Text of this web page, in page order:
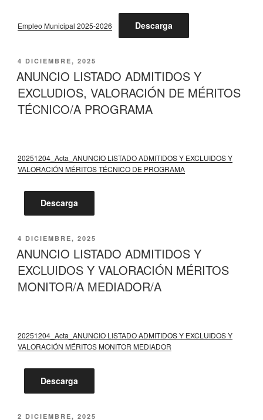
Empleo Municipal 2025-2026 Descarga
PUBLICADO
EL
4 DICIEMBRE, 2025
ANUNCIO LISTADO ADMITIDOS Y
EXCLUDIOS, VALORACIÓN DE MÉRITOS
TÉCNICO/A PROGRAMA
20251204_Acta_ANUNCIO LISTADO ADMITIDOS Y EXCLUIDOS Y
VALORACIÓN MÉRITOS TÉCNICO DE PROGRAMA
Descarga
PUBLICADO
EL
4 DICIEMBRE, 2025
ANUNCIO LISTADO ADMITIDOS Y
EXCLUIDOS Y VALORACIÓN MÉRITOS
MONITOR/A MEDIADOR/A
20251204_Acta_ANUNCIO LISTADO ADMITIDOS Y EXCLUIDOS Y
VALORACIÓN MÉRITOS MONITOR MEDIADOR
Descarga
PUBLICADO
2 DICIEMBRE, 2025